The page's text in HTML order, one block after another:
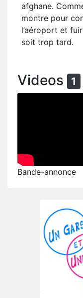
afghane.
montre pour
l’aéroport et
soit trop tard.
Videos 1
Bande-annonce